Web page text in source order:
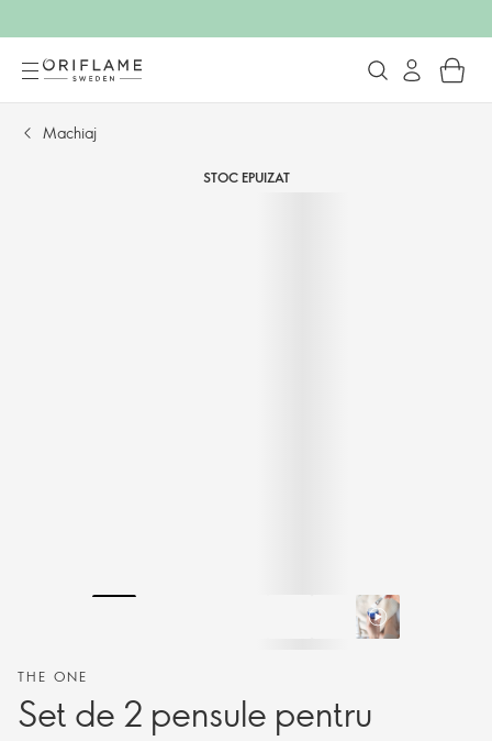
Machiaj
STOC EPUIZAT
THE ONE
Set de 2 pensule pentru